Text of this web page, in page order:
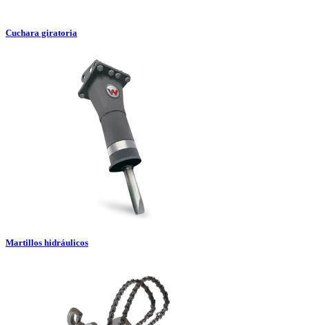
Cuchara giratoria
Martillos hidráulicos